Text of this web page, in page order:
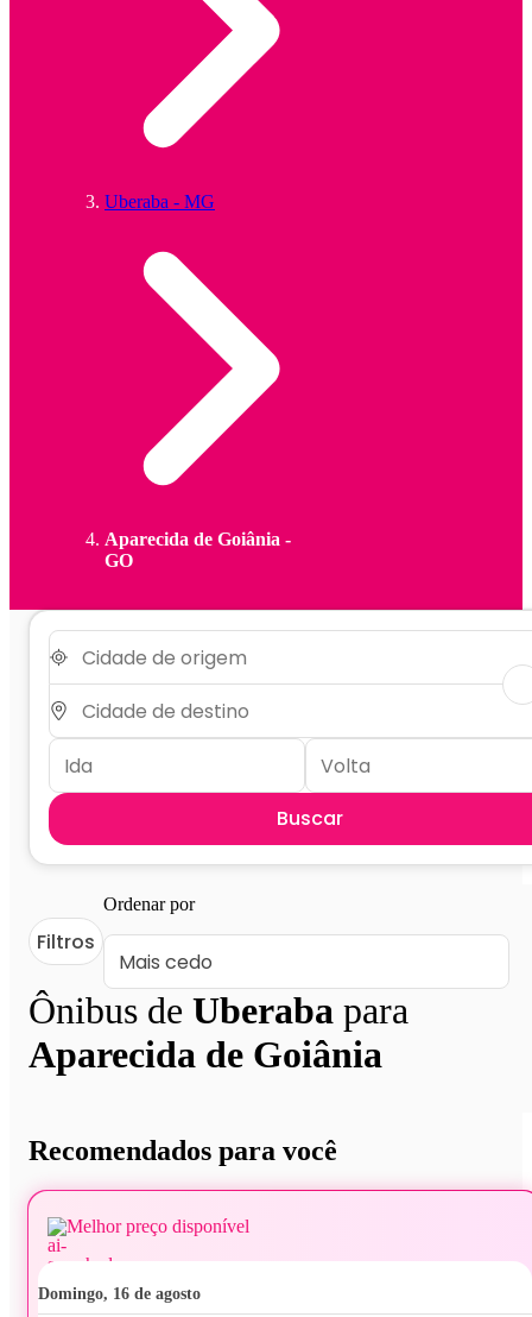
Uberaba - MG
Aparecida de Goiânia -
GO
Buscar
Ônibus de Uberaba para
Aparecida de Goiânia
Filtros
Ordenar por
Recomendados para você
Melhor preço disponível
domingo, 16 de agosto